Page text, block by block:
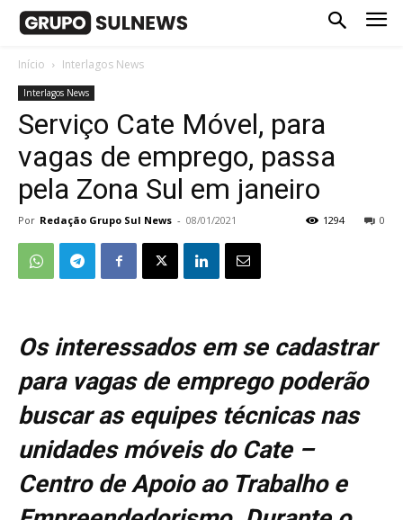
Início Interlagos News
Interlagos News
Serviço Cate Móvel, para
vagas de emprego, passa
pela Zona Sul em janeiro
Por Redação Grupo Sul News - 08/01/2021 0
1294
Os interessados em se cadastrar
para vagas de emprego poderão
buscar as equipes técnicas nas
unidades móveis do Cate –
Centro de Apoio ao Trabalho e